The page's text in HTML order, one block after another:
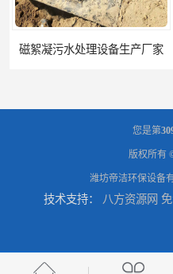
磁絮凝污水处理设备生产厂家
混凝土搅拌站絮凝沉淀污水处理设备
您是第
版权所有
潍坊帝洁环保设备
技术支持： 八方资源网